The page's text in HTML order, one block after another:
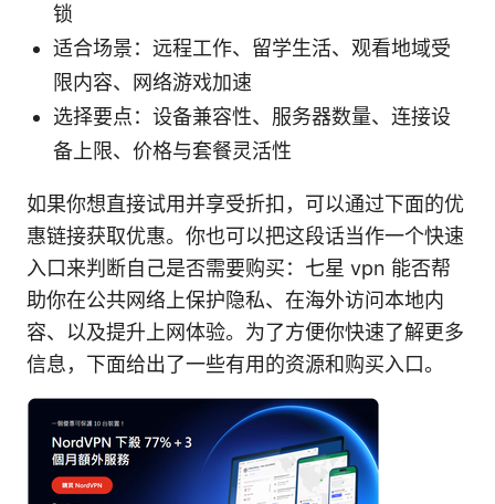
锁
适合场景：远程工作、留学生活、观看地域受
限内容、网络游戏加速
选择要点：设备兼容性、服务器数量、连接设
备上限、价格与套餐灵活性
如果你想直接试用并享受折扣，可以通过下面的优
惠链接获取优惠。你也可以把这段话当作一个快速
入口来判断自己是否需要购买：七星 vpn 能否帮
助你在公共网络上保护隐私、在海外访问本地内
容、以及提升上网体验。为了方便你快速了解更多
信息，下面给出了一些有用的资源和购买入口。